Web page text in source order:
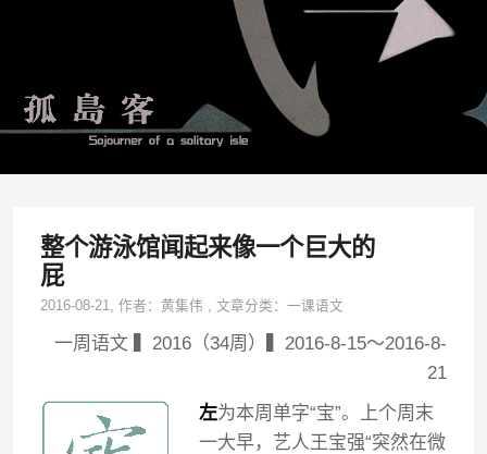
整个游泳馆闻起来像一个巨大的
屁
2016-08-21, 作者：黄集伟 ,文章分类：一课语文
一周语文 ▍2016（34周）▍2016-8-15～2016-8-
21
左为本周单字“宝”。上个周末
一大早，艺人王宝强“突然在微